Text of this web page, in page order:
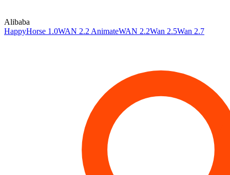
Alibaba
HappyHorse 1.0WAN 2.2 AnimateWAN 2.2Wan 2.5Wan 2.7